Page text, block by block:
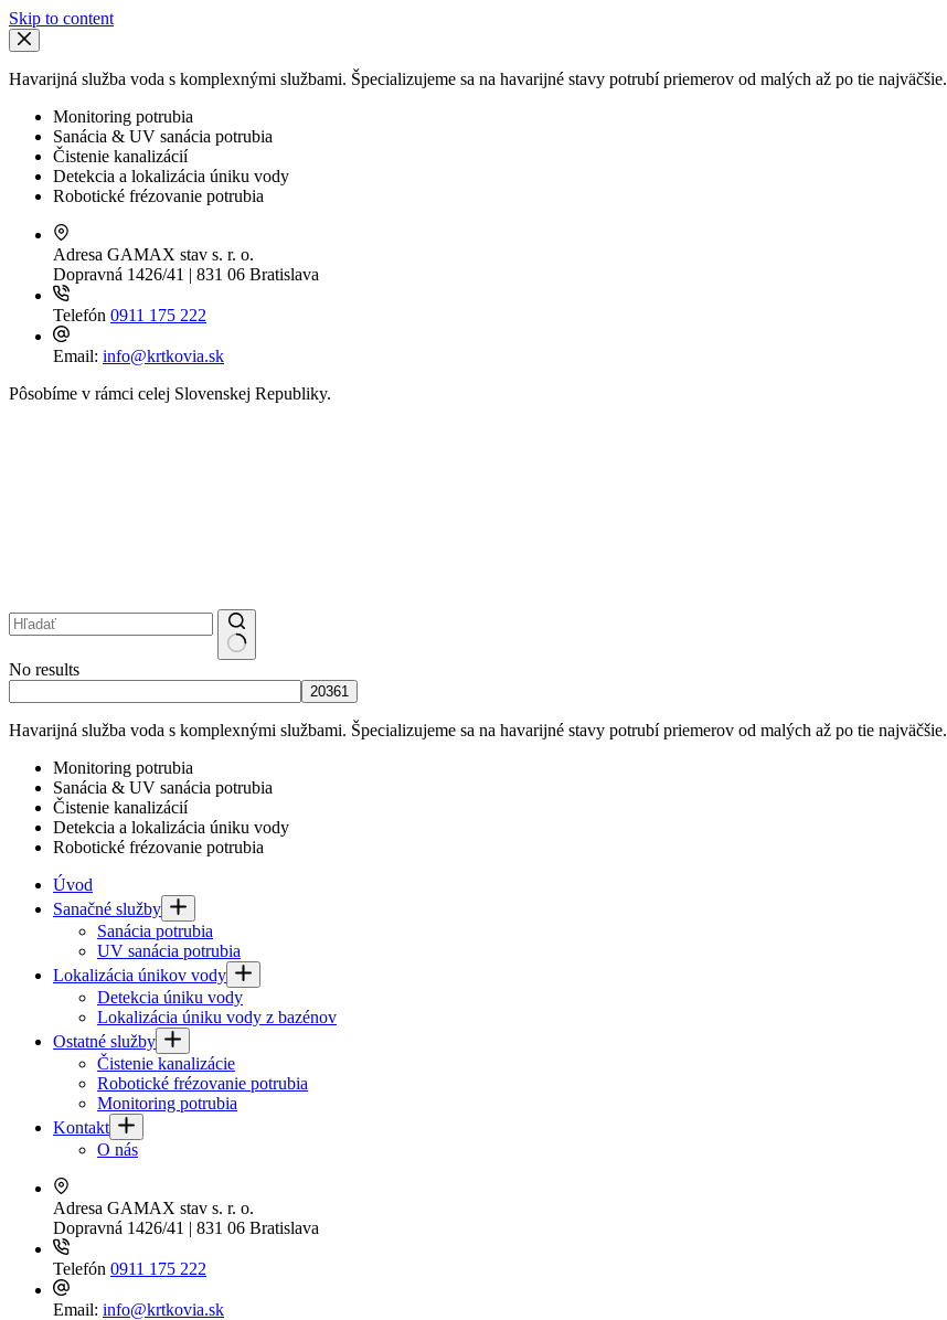
Skip to content
Havarijná služba voda s komplexnými službami. Špecializujeme sa na havarijné stavy potrubí priemerov od malých až po tie najväčšie.
Monitoring potrubia
Sanácia & UV sanácia potrubia
Čistenie kanalizácií
Detekcia a lokalizácia úniku vody
Robotické frézovanie potrubia
Adresa GAMAX stav s. r. o.
Dopravná 1426/41 | 831 06 Bratislava
Telefón 0911 175 222
Email: info@krtkovia.sk
Pôsobíme v rámci celej Slovenskej Republiky.
No results
Havarijná služba voda s komplexnými službami. Špecializujeme sa na havarijné stavy potrubí priemerov od malých až po tie najväčšie.
Monitoring potrubia
Sanácia & UV sanácia potrubia
Čistenie kanalizácií
Detekcia a lokalizácia úniku vody
Robotické frézovanie potrubia
Úvod
Sanačné služby
Sanácia potrubia
UV sanácia potrubia
Lokalizácia únikov vody
Detekcia úniku vody
Lokalizácia úniku vody z bazénov
Ostatné služby
Čistenie kanalizácie
Robotické frézovanie potrubia
Monitoring potrubia
Kontakt
O nás
Adresa GAMAX stav s. r. o.
Dopravná 1426/41 | 831 06 Bratislava
Telefón 0911 175 222
Email: info@krtkovia.sk